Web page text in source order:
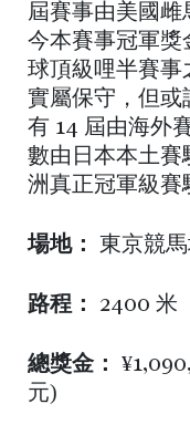
屆賽事由美國
今本賽事冠軍獎
球頂級哩半賽事
實屬保守，但或
有 14 屆由海外
數由日本本土賽
洲真正冠軍級賽
場地： 東京競
路程： 2400 米
總獎金：
元)